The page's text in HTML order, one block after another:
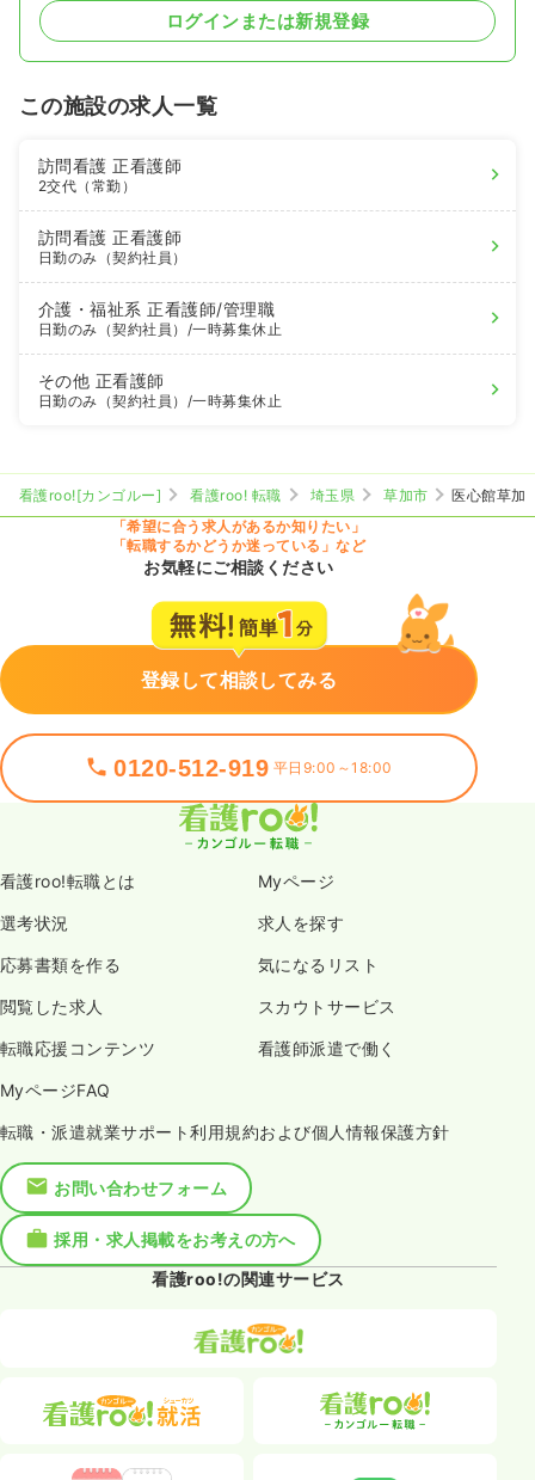
ログインまたは新規登録
この施設の求人一覧
訪問看護正看護師
2交代（常勤）
訪問看護正看護師
日勤のみ（契約社員）
介護・福祉系正看護師/管理職
日勤のみ（契約社員） /一時募集休止
その他 正看護師
日勤のみ（契約社員） /一時募集休止
看護roo![カンゴルー] 看護roo! 転職 埼玉県 草加市
医心館草加
「希望に合う求人があるか知りたい」
「転職するかどうか迷っている」など
お気軽にご相談ください
登録して相談してみる
0120-512-919 平日9:00～18:00
看護roo!転職とは Myページ
選考状況 求人を探す
応募書類を作る 気になるリスト
閲覧した求人 スカウトサービス
転職応援コンテンツ 看護師派遣で働く
MyページFAQ
転職・派遣就業サポート利用規約および個人情報保護方針
お問い合わせフォーム
採用・求人掲載をお考えの方へ
看護roo!の関連サービス